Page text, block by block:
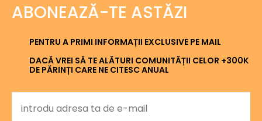
ABONEAZĂ-TE ASTĂZI
PENTRU A PRIMI INFORMAȚII EXCLUSIVE PE MAIL
DACĂ VREI SĂ TE ALĂTURI COMUNITĂȚII CELOR +300K
DE PĂRINȚI CARE NE CITESC ANUAL